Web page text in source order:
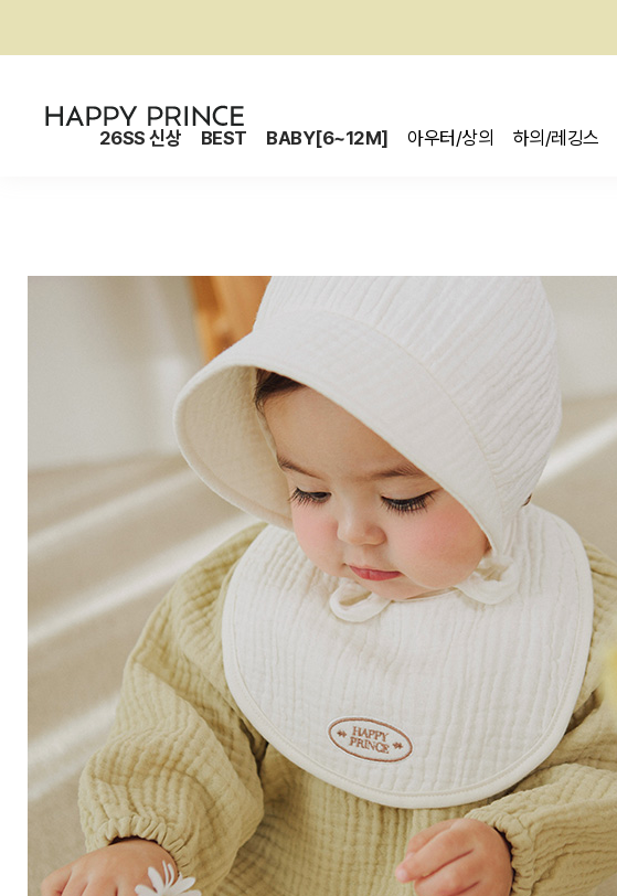
26SS 신상 BEST BABY[6~12M] 아우터/상의 하의/레깅스